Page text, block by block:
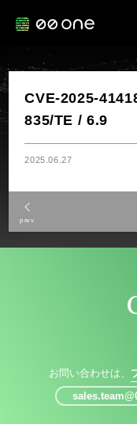
CVE-2025-
835/TE / 6.9
2025.06.27
prev
お問い合わせは、